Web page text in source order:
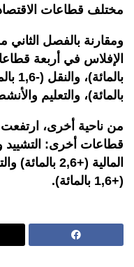
مختلف قطاعات
بالمائة)، والتعليم والأنشطة
من ناحية أخرى، ارتفعت
(+1,6 بالمائة).